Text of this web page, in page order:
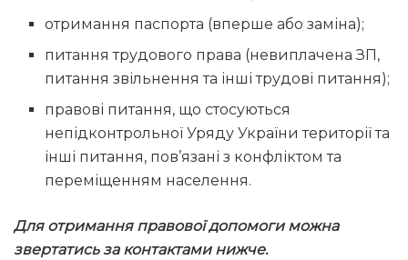
отримання паспорта (вперше або заміна);
питання трудового права (невиплачена ЗП,
питання звільнення та інші трудові питання);
правові питання, що стосуються
непідконтрольної Уряду України території та
інші питання, пов’язані з конфліктом та
переміщенням населення.
Для отримання правової допомоги можна
звертатись за контактами нижче.